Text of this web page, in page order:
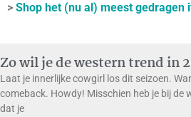
> Shop het (nu al) meest gedragen
Zo wil je de western trend in
Laat je innerlijke cowgirl los dit seizoen.
comeback. Howdy! Misschien heb je bij de
dat je